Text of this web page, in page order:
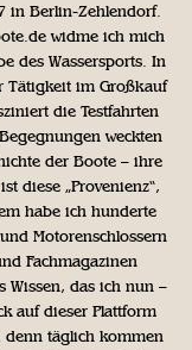
in Berlin-Zehlendorf.
widme ich mich
des Wassersports. In
Tätigkeit im Großkauf
die Testfahrten
weckten
der Boote – ihre
diese „Provenienz“,
habe ich hunderte
Motorenschlossern
Fachmagazinen
Wissen, das ich nun –
auf dieser Plattform
denn täglich kommen